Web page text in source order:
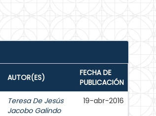
AUTOR(ES)
FECHA DE
PUBLICACIÓN
Teresa De Jesús
Jacobo Galindo
19-abr-2016